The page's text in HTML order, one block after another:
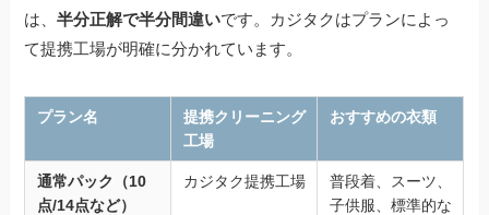
は、半分正解で半分間違いです。カジタクはプランによっ
て提携工場が明確に分かれています。
プラン名
提携クリーニング
工場
おすすめの衣類
通常パック
（10
点/14点など）
カジタク提携工場
普段着、スーツ、
子供服、標準的な